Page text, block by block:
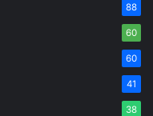
88
60
60
41
38